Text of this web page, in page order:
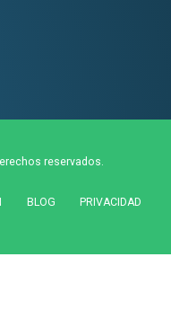
reservados.
BLOG
PRIVACIDAD